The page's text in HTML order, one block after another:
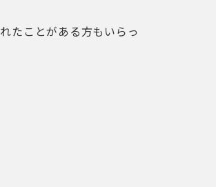
たことがある方もいらっ